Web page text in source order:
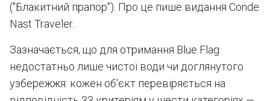
("Блакитний прапор"). Про це пише видання Conde
Nast Traveler..
Зазначається, що для отримання Blue Flag
недостатньо лише чистої води чи доглянутого
узбережжя: кожен об'єкт перевіряється на